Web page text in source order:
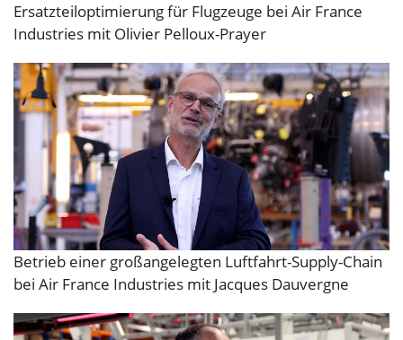
Ersatzteiloptimierung für Flugzeuge bei Air France
Industries mit Olivier Pelloux-Prayer
Betrieb einer großangelegten Luftfahrt-Supply-Chain
bei Air France Industries mit Jacques Dauvergne